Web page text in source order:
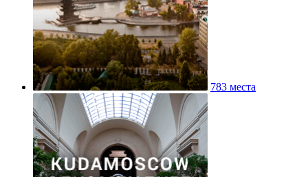
783 места